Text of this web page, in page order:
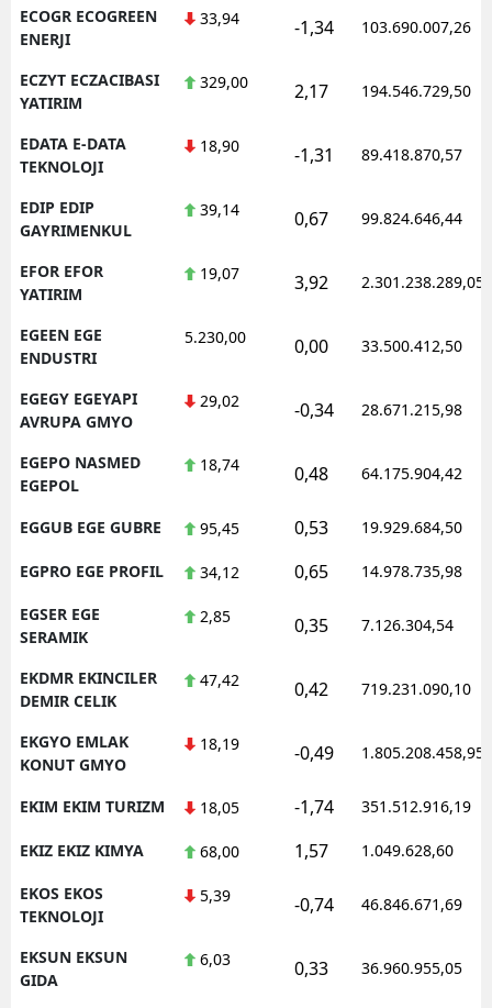
ECOGR ECOGREEN
ENERJI
33,94 -1,34 103.690.007,26
ECZYT ECZACIBASI
YATIRIM
329,00 2,17 194.546.729,50
EDATA E-DATA
TEKNOLOJI
18,90 -1,31 89.418.870,57
EDIP EDIP
GAYRIMENKUL
39,14 0,67 99.824.646,44
EFOR EFOR
YATIRIM
19,07 3,92 2.301.238.289,05
EGEEN EGE
ENDUSTRI
5.230,00 0,00 33.500.412,50
EGEGY EGEYAPI
AVRUPA GMYO
29,02 -0,34 28.671.215,98
EGEPO NASMED
EGEPOL
18,74 0,48 64.175.904,42
EGGUB EGE GUBRE 95,45 0,53 19.929.684,50
EGPRO EGE PROFIL 34,12 0,65 14.978.735,98
EGSER EGE
SERAMIK
2,85 0,35 7.126.304,54
EKDMR EKINCILER
DEMIR CELIK
47,42 0,42 719.231.090,10
EKGYO EMLAK
KONUT GMYO
18,19 -0,49 1.805.208.458,95
EKIM EKIM TURIZM 18,05 -1,74 351.512.916,19
EKIZ EKIZ KIMYA 68,00 1,57 1.049.628,60
EKOS EKOS
TEKNOLOJI
5,39 -0,74 46.846.671,69
EKSUN EKSUN
GIDA
6,03 0,33 36.960.955,05